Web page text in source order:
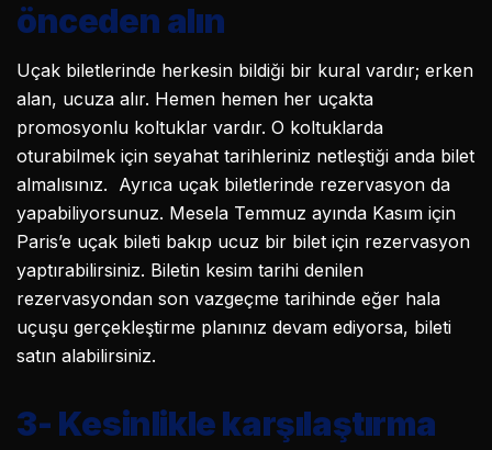
önceden alın
Uçak biletlerinde herkesin bildiği bir kural vardır; erken
alan, ucuza alır. Hemen hemen her uçakta
promosyonlu koltuklar vardır. O koltuklarda
oturabilmek için seyahat tarihleriniz netleştiği anda bilet
almalısınız. Ayrıca uçak biletlerinde rezervasyon da
yapabiliyorsunuz. Mesela Temmuz ayında Kasım için
Paris’e uçak bileti bakıp ucuz bir bilet için rezervasyon
yaptırabilirsiniz. Biletin kesim tarihi denilen
rezervasyondan son vazgeçme tarihinde eğer hala
uçuşu gerçekleştirme planınız devam ediyorsa, bileti
satın alabilirsiniz.
3- Kesinlikle karşılaştırma